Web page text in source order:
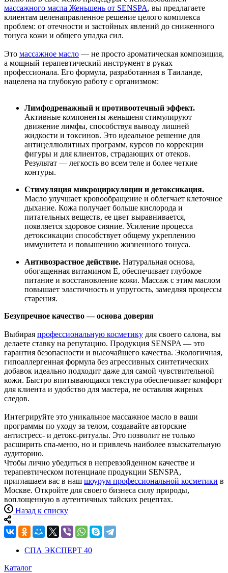
массажного масла Женьшень от SENSPA, вы предлагаете
клиентам целенаправленное решение целого комплекса
проблем: от отечности и застойных явлений до сниженного
тонуса кожи и общего упадка сил.
Это массажное масло — не просто ароматическая композиция,
а мощный терапевтический инструмент в руках
профессионала. Его формула, разработанная в Таиланде,
нацелена на глубокую работу с организмом:
Лимфодренажный и противоотечный эффект.
Активные компоненты женьшеня стимулируют
движение лимфы, способствуя выводу лишней
жидкости и токсинов. Это идеальное решение для
антицеллюлитных программ, курсов по коррекции
фигуры и для клиентов, страдающих от отеков.
Результат — легкость во всем теле и более четкие
контуры.
Стимуляция микроциркуляции и детоксикация.
Масло улучшает кровообращение и облегчает клеточное
дыхание. Кожа получает больше кислорода и
питательных веществ, ее цвет выравнивается,
появляется здоровое сияние. Усиление процесса
детоксикации способствует общему укреплению
иммунитета и повышению жизненного тонуса.
Антивозрастное действие. Натуральная основа,
обогащенная витамином Е, обеспечивает глубокое
питание и восстановление кожи. Массаж с этим маслом
повышает эластичность и упругость, замедляя процессы
старения.
Безупречное качество — основа доверия
Выбирая профессиональную косметику для своего салона, вы
делаете ставку на репутацию. Продукция SENSPA — это
гарантия безопасности и высочайшего качества. Экологичная,
гипоаллергенная формула без агрессивных синтетических
добавок идеально подходит даже для самой чувствительной
кожи. Быстро впитывающаяся текстура обеспечивает комфорт
для клиента и удобство для мастера, не оставляя жирных
следов.
Интегрируйте это уникальное массажное масло в ваши
программы по уходу за телом, создавайте авторские
антистресс- и детокс-ритуалы. Это позволит не только
расширить спа-меню, но и привлечь наиболее взыскательную
аудиторию.
Чтобы лично убедиться в непревзойденном качестве и
терапевтическом потенциале продукции SENSPA,
приглашаем вас в наш шоурум профессиональной косметики в
Москве. Откройте для своего бизнеса силу природы,
воплощенную в аутентичных тайских рецептах.
Назад к списку
СПА ЭКСПЕРТ 40
Каталог